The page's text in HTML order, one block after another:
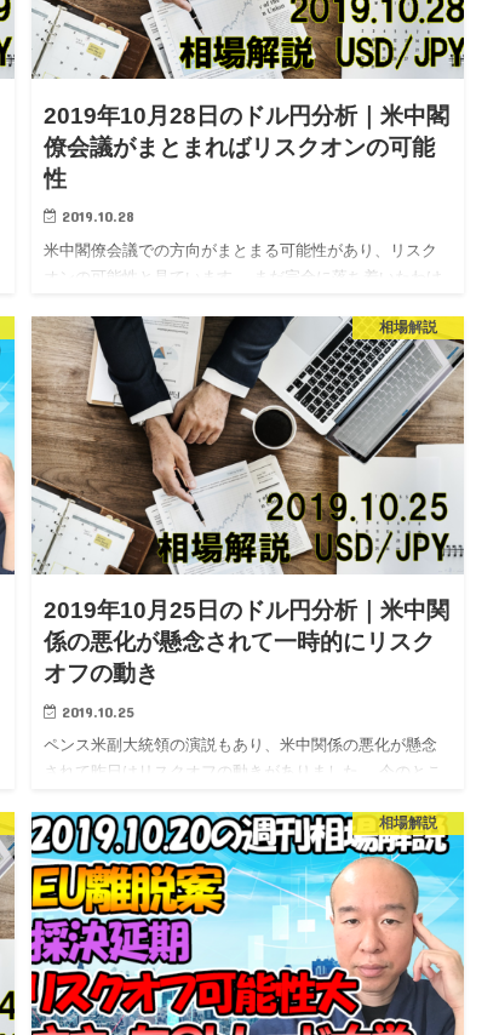
2019年10月28日のドル円分析｜米中閣
僚会議がまとまればリスクオンの可能
性
2019.10.28
米中閣僚会議での方向がまとまる可能性があり、リスク
オンの可能性と見ています。 まだ完全に落ち着いたわけ
可能性も考えておきたいです。 それでは本日のドル円相
場分析です。
相場解説
2019年10月25日のドル円分析｜米中関
係の悪化が懸念されて一時的にリスク
オフの動き
2019.10.25
ペンス米副大統領の演説もあり、米中関係の悪化が懸念
されて昨日はリスクオフの動きがありました。 今のとこ
はないかと見ていますが、注意はしておきたいと思いま
す。 それでは本日…
相場解説